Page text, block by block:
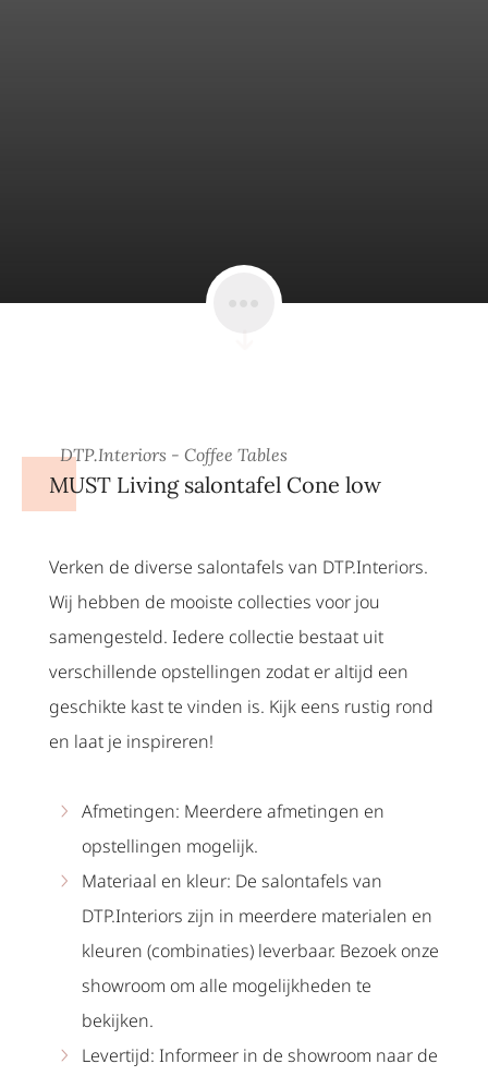
DTP.Interiors - Coffee Tables
MUST Living salontafel Cone low
Verken de diverse salontafels van DTP.Interiors.
Wij hebben de mooiste collecties voor jou
samengesteld. Iedere collectie bestaat uit
verschillende opstellingen zodat er altijd een
geschikte kast te vinden is. Kijk eens rustig rond
en laat je inspireren!
Afmetingen: Meerdere afmetingen en
opstellingen mogelijk.
Materiaal en kleur: De salontafels van
DTP.Interiors zijn in meerdere materialen en
kleuren (combinaties) leverbaar. Bezoek onze
showroom om alle mogelijkheden te
bekijken.
Levertijd: Informeer in de showroom naar de